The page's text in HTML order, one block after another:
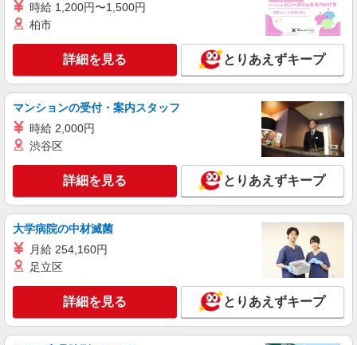
派遣社員
株式会社kotrio /●NG-H-2030717
毎日通うのが楽しみになる＊ホテルのような美
しいサ高住のSTAFF
時給1500円〜2125円 ＜日払い有/週払い有/交
通費全支給(ガソリン代含む)＞
詳細を見る
パート 派遣社員
日研トータルソーシング株式会社 メディカルケア事業部/名古屋オフ
ィス
給1,500円〜 ◆初任者研修・未経験：時給1,500
円〜 ◆初任者研修・経験者：時給1,600円〜 ◆介
護福祉士：時給1,750円〜 ※経験者は3ヶ月以上 ※
給与幅は経験・能力による ★週払いOK（規定あ
り）
愛知県春日井市 【最寄駅】牛山駅 ★勤務地は
3000ヶ所以上★ 自宅から通いやすいエリアなど、
お好きな勤務地をお選び下さい！！
詳細を見る
時給 1,200円〜1,500円
柏市
詳細を見る とりあえずキープ
マンションの受付・案内スタッフ
時給 2,000円
渋谷区
詳細を見る とりあえずキープ
大学病院の中材滅菌
月給 254,160円
足立区
詳細を見る とりあえずキープ